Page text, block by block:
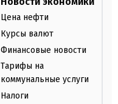
Цена нефти
Курсы валют
Финансовые новости
Тарифы на
коммунальные услуги
Налоги